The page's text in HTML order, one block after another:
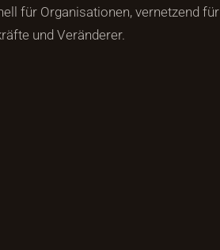
für Organisationen, vernetzend für
und Veränderer.